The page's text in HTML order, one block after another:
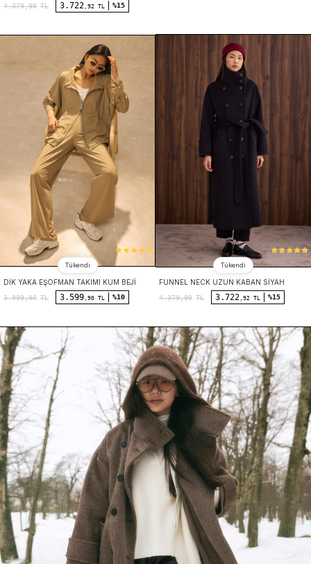
4.379,90 TL 3.722 ,92 TL %15
Tükendi
DIK YAKA EŞOFMAN TAKIMI KUM BEJI
3.999,90 TL 3.599 ,90 TL %10
Tükendi
FUNNEL NECK UZUN KABAN SIYAH
4.379,90 TL 3.722 ,92 TL %15